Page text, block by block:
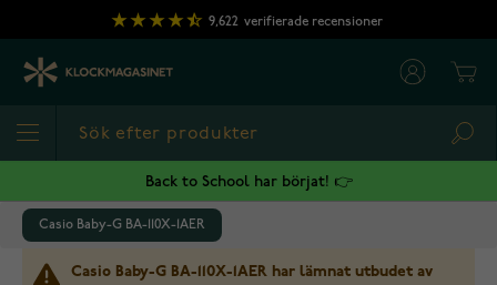
Hoppa till innehållet
9,622 verifierade recensioner
Back to School har börjat! 👉
Casio Baby-G BA-110X-1AER
Casio Baby-G BA-110X-1AER har lämnat utbudet av